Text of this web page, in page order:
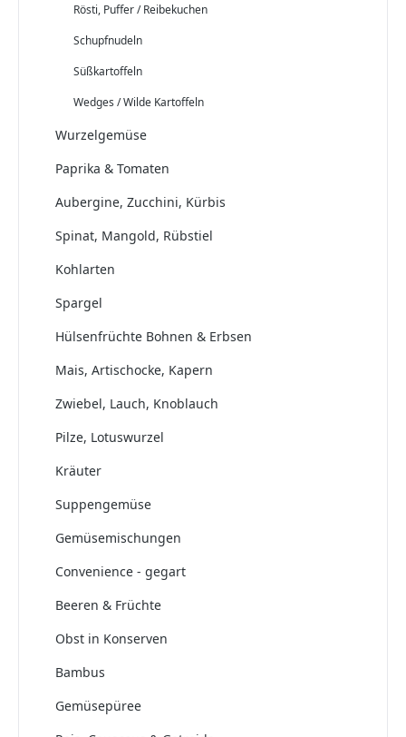
Rösti, Puffer / Reibekuchen
Schupfnudeln
Süßkartoffeln
Wedges / Wilde Kartoffeln
Wurzelgemüse
Paprika & Tomaten
Aubergine, Zucchini, Kürbis
Spinat, Mangold, Rübstiel
Kohlarten
Spargel
Hülsenfrüchte Bohnen & Erbsen
Mais, Artischocke, Kapern
Zwiebel, Lauch, Knoblauch
Pilze, Lotuswurzel
Kräuter
Suppengemüse
Gemüsemischungen
Convenience - gegart
Beeren & Früchte
Obst in Konserven
Bambus
Gemüsepüree